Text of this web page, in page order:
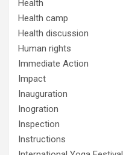
Health
Health camp
Health discussion
Human rights
Immediate Action
Impact
Inauguration
Inogration
Inspection
Instructions